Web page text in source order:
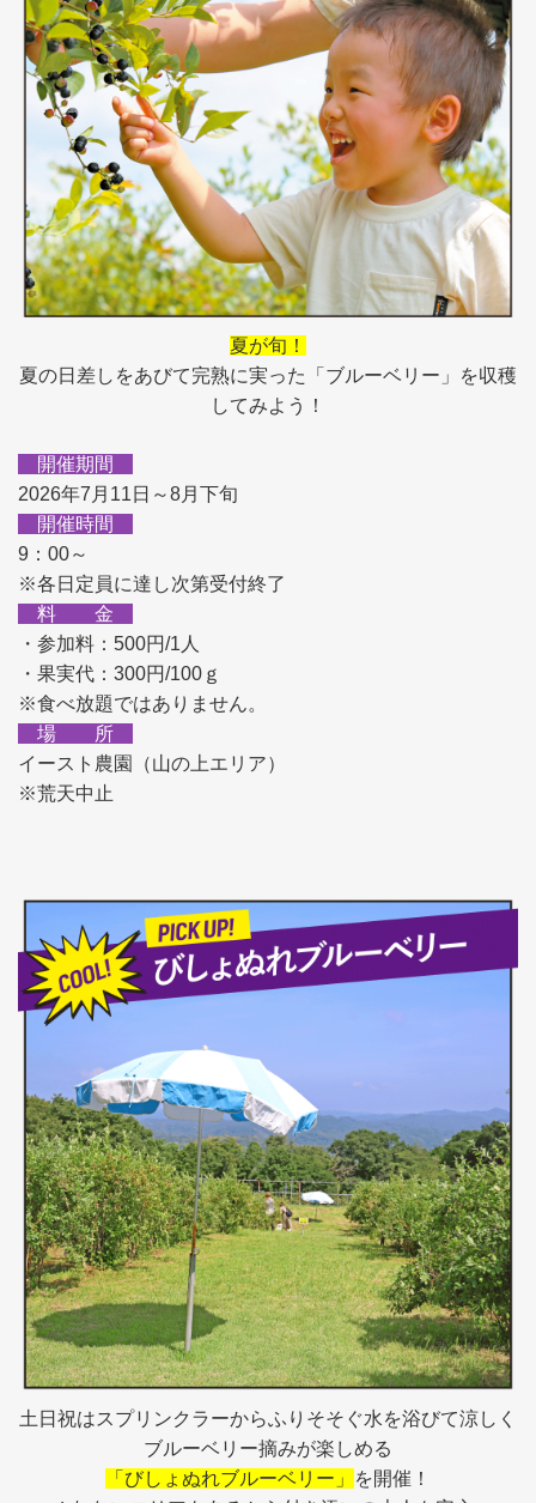
夏が旬！
夏の日差しをあびて完熟に実った「ブルーベリー」を収穫
してみよう！
開催期間
2026年7月11日～8月下旬
開催時間
9：00～
※各日定員に達し次第受付終了
料 金
・参加料：500円/1人
・果実代：300円/100ｇ
※食べ放題ではありません。
場 所
イースト農園（山の上エリア）
※荒天中止
土日祝はスプリンクラーからふりそそぐ水を浴びて涼しく
ブルーベリー摘みが楽しめる
「びしょぬれブルーベリー」
を開催！